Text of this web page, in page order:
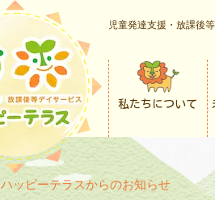
児童発達支援・放課後
私たちについて
ハッピーテラスからのお知らせ